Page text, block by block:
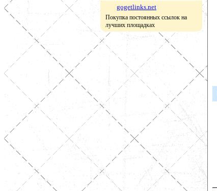
gogetlinks.net
Покупка постоянных ссылок на
лучших площадках